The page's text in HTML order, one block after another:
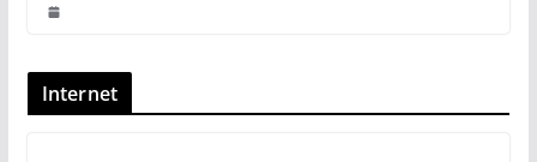
Internet